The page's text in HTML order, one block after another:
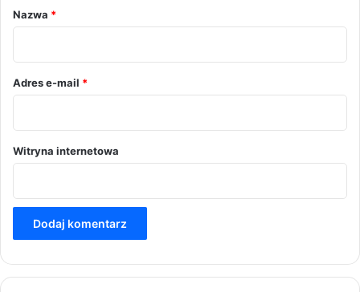
r
z
*
Nazwa *
Adres e-mail *
Witryna internetowa